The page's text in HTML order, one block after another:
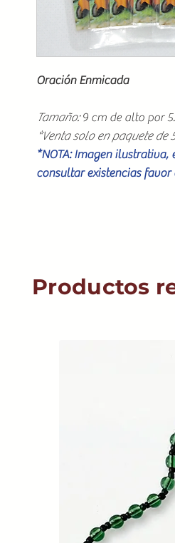
Oración Enmicada
Tamaño:9 cm de alto por
*Venta solo en paquete de
*NOTA: Imagen
consultar existencias
Productos